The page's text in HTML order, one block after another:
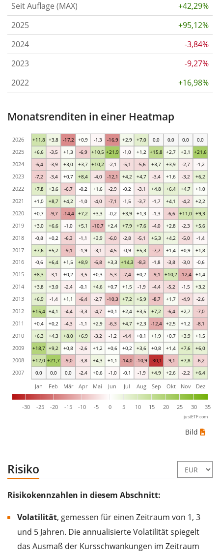
Seit Auflage (MAX)
+42,29%
2025
+95,12%
2024
-3,84%
2023
-9,27%
2022
+16,98%
Monatsrenditen in einer Heatmap
0,0 0,0 0,0 -2,4 +0,6 -1,0 -0,1 -1,9 +4,9 +2,6 -2,2 +6,4
+12,0 +21,7 -9,0 -3,8 +4,3 +1,1 -14,0 -10,9 -30,1 -9,1 +7,8 -6,2
+18,7 +9,2 +0,8 -2,6 +1,2 +0,6 +0,2 +3,6 +0,8 +1,4 +7,6 +6,0
+6,3 +4,3 +8,0 +6,9 -3,2 -1,2 -4,4 +0,1 +1,9 +0,7 +3,9 +1,5
+0,4 +0,2 -4,3 -1,1 +2,9 -6,3 +4,7 +2,3 -12,4 +2,5 +1,2 -8,1
+15,4 +4,1 -4,4 -3,3 -4,7 +0,1 +2,4 +3,5 +7,2 -6,4 +2,7 -7,0
+6,9 -1,4 +1,1 -6,4 -2,7 -10,3 +7,2 +5,9 -8,7 +1,7 -4,9 -2,6
+3,8 +3,0 -2,4 -0,1 +4,6 +0,7 +1,5 -1,9 -4,4 -5,2 -1,5 +3,2
+8,3 -3,1 +0,2 -3,5 +0,3 -5,3 -7,4 +0,2 -9,1 +10,2 -12,4 +1,4
-0,6 +6,4 +1,5 +8,9 -6,8 +3,3 +14,3 -8,3 -1,8 -3,8 -3,0 -0,6
+7,6 +5,2 -9,1 -1,9 -3,1 -4,5 -0,9 +5,3 -7,7 +1,4 +0,9 +1,8
-0,8 +0,2 -6,3 -1,1 +3,9 -6,0 -2,8 -5,1 +5,3 +4,2 -5,0 -1,4
+3,0 +6,6 -1,0 +5,1 -10,7 +2,4 +7,9 +7,6 -4,0 +2,8 -2,3 +5,6
+0,7 -9,7 -14,4 +7,2 +3,3 -0,2 +3,9 +1,3 -1,3 -6,6 +11,0 +9,3
+1,0 +8,7 +4,2 -1,0 -4,0 -7,1 -1,5 -3,7 -1,7 +4,1 -4,2 +2,2
+7,8 +3,6 -6,7 -0,2 +1,6 -2,9 -0,2 -3,1 +4,8 +6,4 +4,7 +1,0
-7,2 -3,4 +0,7 +8,4 -4,0 -12,1 +4,2 +4,7 -3,4 +1,6 -3,2 +6,2
-6,4 -3,9 +3,0 +3,7 +10,2 -2,1 -5,1 -5,6 +3,7 +3,9 -2,7 -1,2
+6,6 -3,5 +1,3 -6,9 +10,5 +21,9 -1,0 +1,2 +15,8 +2,7 +3,1 +21,6
+11,8 +3,8 -17,2 +0,9 -1,3 -16,9 +2,9 +7,0 0,0 0,0 0,0 0,0
-30 -25 -20 -15 -10 -5 0 5 10 15 20 25 30 35
Jan Feb Mär Apr Mai Jun Jul Aug Sep Okt Nov Dez
2007
2008
2009
2010
2011
2012
2013
2014
2015
2016
2017
2018
2019
2020
2021
2022
2023
2024
2025
2026
justETF.com
Bild
Risiko
Risikokennzahlen in diesem Abschnitt:
Volatilität, gemessen für einen Zeitraum von 1, 3
und 5 Jahren. Die annualisierte Volatilität spiegelt
das Ausmaß der Kursschwankungen im Zeitraum